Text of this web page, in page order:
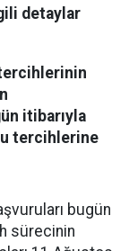
detaylar
itibarıyla
tercihlerine
bugün
sürecinin